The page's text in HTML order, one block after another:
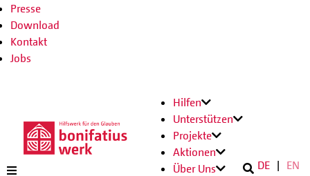
Presse
Download
Kontakt
Jobs
Hilfen
Unterstützen
Projekte
Aktionen
Über Uns
DE EN